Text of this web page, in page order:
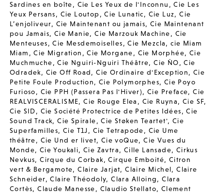
Sardines en boîte, Cie Les Yeux de l'Inconnu ,Cie Les
Yeux Persans, Cie Loutop ,Cie Lunatic, Cie Luz,Cie
L’enjoliveur, Cie Maintenant ou jamais,Cie Maintenant
pou Jamais, Cie Manie,Cie Marzouk Machine, Cie
Menteuses,Cie Mesdemoiselles,Cie Mezcla,cie Miam
Miam ,Cie Migration ,Cie Morgane, Cie Morphée, Cie
Muchmuche,Cie Nguiri-Nguiri Théâtre,Cie ÑO,Cie
Odradek, Cie Off Road,Cie Ordinaire d'Exception,Cie
Petite Foule Production,Cie Polymorphes, Cie Poyo
Furioso, Cie PPH (Passera Pas l'Hiver),Cie Preface,Cie
REALVISCERALISME,Cie Rouge Elea , Cie Ruyna,Cie SF,
Cie SID, Cie Société Protectrice de Petites Idées,Cie
Sound Track,Cie Spirale,Cie Støken Teartet', Cie
Superfamilles,Cie T1J , Cie Tetrapode, Cie Ume
théâtre, Cie Und er livet, Cie voQue,Cie Vues du
Monde, Cie Youkali,Cie Zavtra, Cille Lansade, Cirkus
Nevkus,Cirque du Corbak,Cirque Emboité, Citron
vert & Bergamote,Claire Jarjat,Claire Michel,Claire
Schneider,Claire Théodoly,Clara Alloing,Clara
Cortès,Claude Manesse, Claudio Stellato, Clement